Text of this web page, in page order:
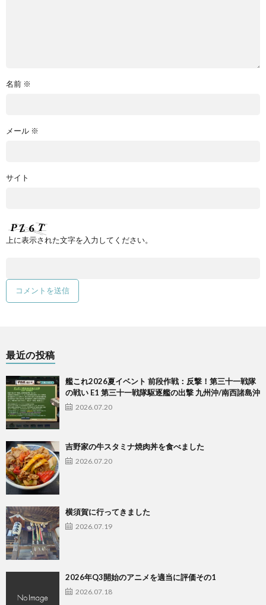
名前 ※
メール ※
サイト
上に表示された文字を入力してください。
最近の投稿
艦これ2026夏イベント 前段作戦：反撃！第三十一戦隊
の戦い E1 第三十一戦隊駆逐艦の出撃 九州沖/南西諸島沖
2026.07.20
吉野家の牛スタミナ焼肉丼を食べました
2026.07.20
横須賀に行ってきました
2026.07.19
2026年Q3開始のアニメを適当に評価その1
2026.07.18